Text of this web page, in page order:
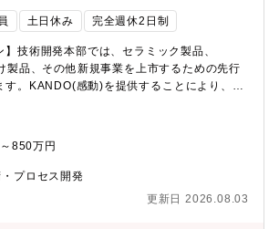
、技術開発本部は、要素技術開発/設計から量
ています。・技術開発本部は仕事自掛技術が
】開発テーマが増加しており、組織強化のた
。
土日休み 完全週休2日制
】技術開発本部では、セラミック製品、
製品、その他新規事業を上市するための先行
す。KANDO(感動)を提供することにより、新
す。モノづくり支援部では工法開発から設備
ら量産移行期の生産技術業務を広く担ってい
・新規テーマ向け建屋/・ユーティリティー設
見積取得、工事管理・既存建屋・ユーティリ
発本部 ものづくり支援部 生産技術２
850万円
プロセス開発
更新日 2026.08.03